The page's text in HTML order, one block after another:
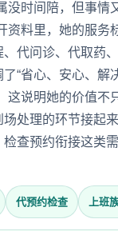
没时间陪，但事情
资料里，她的服务
代问诊、代取药、
“省心、安心、解
这说明她的价值不
处理的环节接起
查预约衔接这类
代预约检查 上班